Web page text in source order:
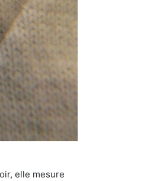
elle mesure